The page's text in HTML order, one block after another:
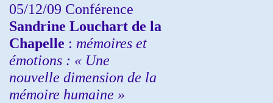
05/12/09 Conférence
Sandrine Louchart de la
Chapelle : mémoires et
émotions : « Une
nouvelle dimension de la
mémoire humaine »